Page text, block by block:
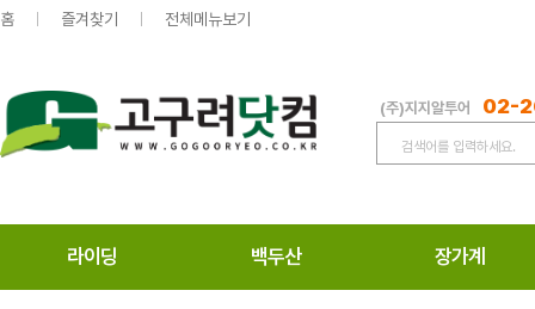
홈 즐겨찾기 전체메뉴보기
(주)지지알투어 02-
라이딩 백두산 장가계